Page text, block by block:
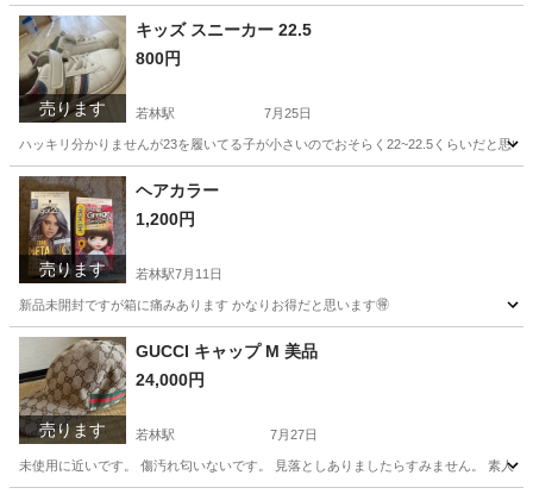
愛知 豊田市 若林駅 アルバム
売ります
キッズ スニーカー 22.5
800円
若林駅 7月25日
ハッキリ分かりませんが23を履いてる子が小さいのでおそらく22~22.5くらいだと思
愛知 豊田市 若林駅
売ります
ヘアカラー
1,200円
若林駅7月11日
新品未開封ですが箱に痛みあります かなりお得だと思います🉐
愛知 豊田市 ヘアケア ヘアカラー
売ります
GUCCI キャップ M 美品
24,000円
若林駅 7月27日
未使用に近いです。 傷汚れ匂いないです。 見落としありましたらすみません。 素人